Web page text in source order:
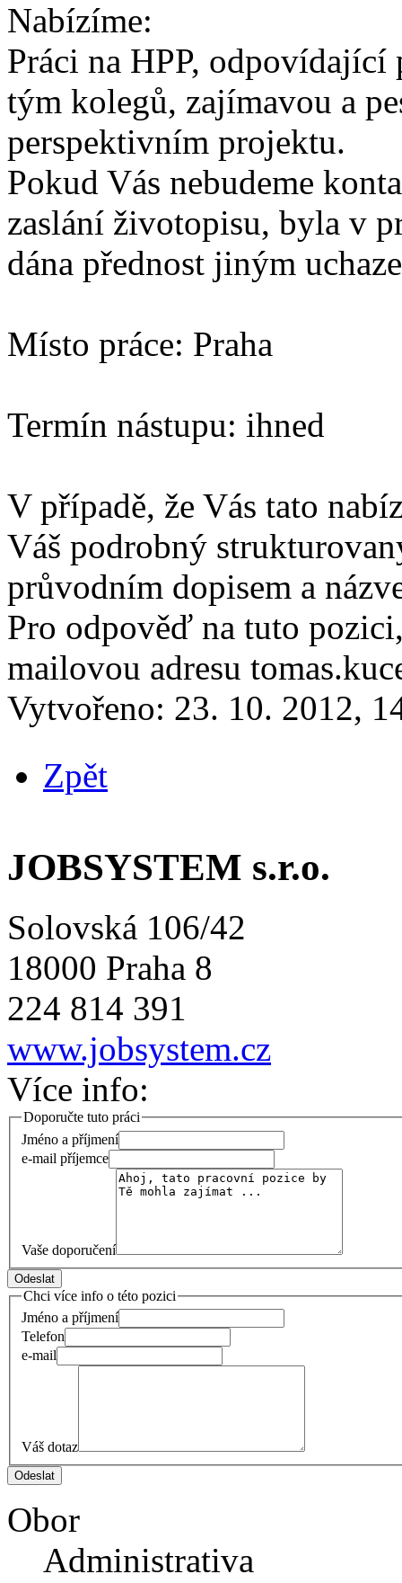
Nabízíme:
Práci na HPP,
tým kolegů, zajímavou a
perspektivním projektu.
Pokud Vás nebudeme
zaslání životopisu, byla v
dána přednost jiným
Místo práce: Praha
Termín nástupu: ihned
V případě, že Vás tato
Váš podrobný
průvodním dopisem a
Pro odpověď na tuto
mailovou adresu
Vytvořeno: 23. 10. 2012,
Zpět
JOBSYSTEM s.r.o.
Solovská 106/42
18000 Praha 8
224 814 391
www.jobsystem.cz
Více info:
Doporučte tuto práci
Jméno a příjmení
e-mail příjemce
Vaše doporučení
Chci více info o této pozici
Jméno a příjmení
Telefon
e-mail
Váš dotaz
Obor
Administrativa